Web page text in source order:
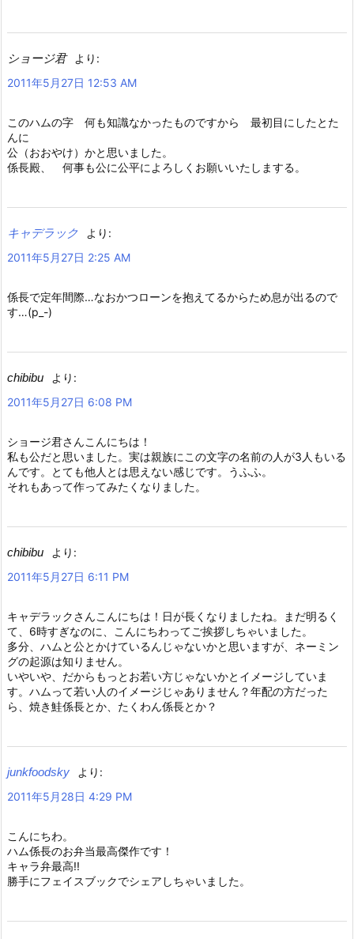
ショージ君
より:
2011年5月27日 12:53 AM
このハムの字 何も知識なかったものですから 最初目にしたとた
んに
公（おおやけ）かと思いました。
係長殿、 何事も公に公平によろしくお願いいたしまする。
キャデラック
より:
2011年5月27日 2:25 AM
係長で定年間際…なおかつローンを抱えてるからため息が出るので
す…(p_-)
chibibu
より:
2011年5月27日 6:08 PM
ショージ君さんこんにちは！
私も公だと思いました。実は親族にこの文字の名前の人が3人もいる
んです。とても他人とは思えない感じです。うふふ。
それもあって作ってみたくなりました。
chibibu
より:
2011年5月27日 6:11 PM
キャデラックさんこんにちは！日が長くなりましたね。まだ明るく
て、6時すぎなのに、こんにちわってご挨拶しちゃいました。
多分、ハムと公とかけているんじゃないかと思いますが、ネーミン
グの起源は知りません。
いやいや、だからもっとお若い方じゃないかとイメージしていま
す。ハムって若い人のイメージじゃありません？年配の方だった
ら、焼き鮭係長とか、たくわん係長とか？
junkfoodsky
より:
2011年5月28日 4:29 PM
こんにちわ。
ハム係長のお弁当最高傑作です！
キャラ弁最高!!
勝手にフェイスブックでシェアしちゃいました。